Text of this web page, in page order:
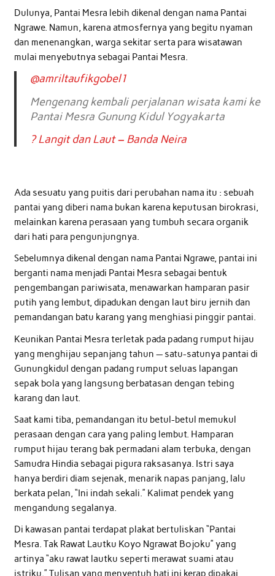
Dulunya, Pantai Mesra lebih dikenal dengan nama Pantai
Ngrawe. Namun, karena atmosfernya yang begitu nyaman
dan menenangkan, warga sekitar serta para wisatawan
mulai menyebutnya sebagai Pantai Mesra.
@amriltaufikgobel1
Mengenang kembali perjalanan wisata kami ke
Pantai Mesra Gunung Kidul Yogyakarta
? Langit dan Laut – Banda Neira
Ada sesuatu yang puitis dari perubahan nama itu : sebuah
pantai yang diberi nama bukan karena keputusan birokrasi,
melainkan karena perasaan yang tumbuh secara organik
dari hati para pengunjungnya.
Sebelumnya dikenal dengan nama Pantai Ngrawe, pantai ini
berganti nama menjadi Pantai Mesra sebagai bentuk
pengembangan pariwisata, menawarkan hamparan pasir
putih yang lembut, dipadukan dengan laut biru jernih dan
pemandangan batu karang yang menghiasi pinggir pantai.
Keunikan Pantai Mesra terletak pada padang rumput hijau
yang menghijau sepanjang tahun — satu-satunya pantai di
Gunungkidul dengan padang rumput seluas lapangan
sepak bola yang langsung berbatasan dengan tebing
karang dan laut.
Saat kami tiba, pemandangan itu betul-betul memukul
perasaan dengan cara yang paling lembut. Hamparan
rumput hijau terang bak permadani alam terbuka, dengan
Samudra Hindia sebagai pigura raksasanya. Istri saya
hanya berdiri diam sejenak, menarik napas panjang, lalu
berkata pelan, “Ini indah sekali.” Kalimat pendek yang
mengandung segalanya.
Di kawasan pantai terdapat plakat bertuliskan “Pantai
Mesra. Tak Rawat Lautku Koyo Ngrawat Bojoku” yang
artinya “aku rawat lautku seperti merawat suami atau
istriku.” Tulisan yang menyentuh hati ini kerap dipakai